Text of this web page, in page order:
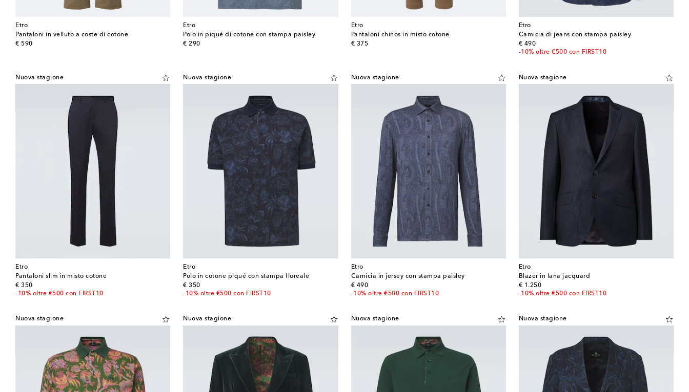
Etro
Pantaloni in velluto a coste di cotone
€ 590
original price
Etro
Polo in piqué di cotone con stampa paisley
€ 290
original price
Etro
Pantaloni chinos in misto cotone
€ 375
original price
Etro
Camicia di jeans con stampa paisley
€ 490
original price
-10% oltre €500 con FIRST10
Nuova stagione
Etro
Pantaloni slim in misto cotone
€ 350
original price
-10% oltre €500 con FIRST10
Nuova stagione
Etro
Polo in cotone piqué con stampa floreale
€ 350
original price
-10% oltre €500 con FIRST10
Nuova stagione
Etro
Camicia in jersey con stampa paisley
€ 490
original price
-10% oltre €500 con FIRST10
Nuova stagione
Etro
Blazer in lana jacquard
€ 1.250
original price
-10% oltre €500 con FIRST10
Nuova stagione Nuova stagione Nuova stagione Nuova stagione